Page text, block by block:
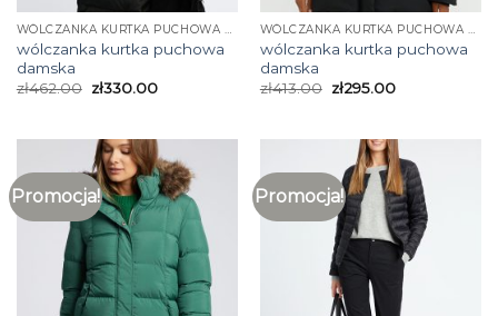
WÓLCZANKA KURTKA PUCHOWA DAMSKA
wólczanka kurtka puchowa
damska
zł462.00 zł330.00
WÓLCZANKA KURTKA PUCHOWA DAMSKA
wólczanka kurtka puchowa
damska
zł413.00 zł295.00
Promocja! Promocja!